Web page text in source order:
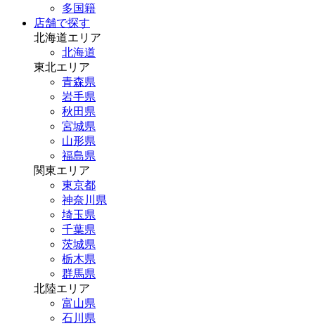
多国籍
店舗で探す
北海道エリア
北海道
東北エリア
青森県
岩手県
秋田県
宮城県
山形県
福島県
関東エリア
東京都
神奈川県
埼玉県
千葉県
茨城県
栃木県
群馬県
北陸エリア
富山県
石川県